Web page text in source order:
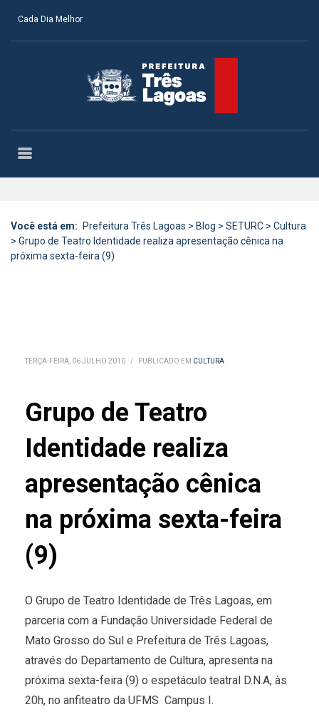
Cada Dia Melhor
Você está em: Prefeitura Três Lagoas > Blog > SETURC > Cultura
> Grupo de Teatro Identidade realiza apresentação cênica na
próxima sexta-feira (9)
TERÇA-FEIRA, 06 JULHO 2010 / PUBLICADO EM CULTURA
Grupo de Teatro
Identidade realiza
apresentação cênica
na próxima sexta-feira
(9)
O Grupo de Teatro Identidade de Três Lagoas, em
parceria com a Fundação Universidade Federal de
Mato Grosso do Sul e Prefeitura de Três Lagoas,
através do Departamento de Cultura, apresenta na
próxima sexta-feira (9) o espetáculo teatral D.N.A, às
20h, no anfiteatro da UFMS  Campus I.